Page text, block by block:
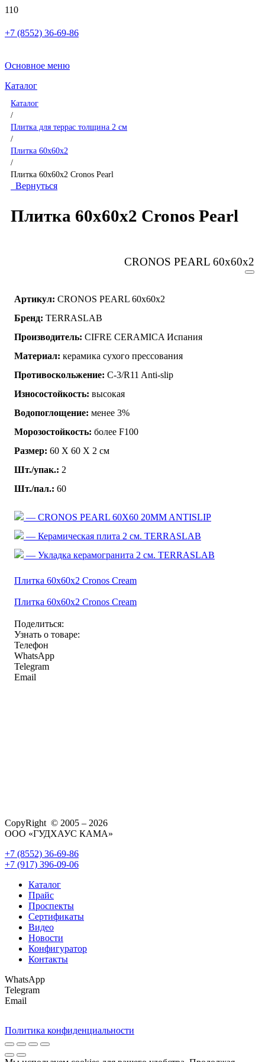
+7 (8552) 36-69-86
Основное меню
Каталог
Каталог
/
Плитка для террас толщина 2 см
/
Плитка 60x60x2
/
Плитка 60x60x2 Cronos Pearl
Вернуться
Плитка 60x60x2 Cronos Pearl
CRONOS PEARL 60x60x2
Артикул: CRONOS PEARL 60x60x2
Бренд: TERRASLAB
Производитель: CIFRE CERAMICA Испания
Материал: керамика сухого прессования
Противоскольжение: C-3/R11 Anti-slip
Износостойкость: высокая
Водопоглощение: менее 3%
Морозостойкость: более F100
Размер: 60 Х 60 Х 2 см
Шт./упак.: 2
Шт./пал.: 60
— CRONOS PEARL 60X60 20MM ANTISLIP
— Керамическая плита 2 см. TERRASLAB
— Укладка керамогранита 2 см. TERRASLAB
Плитка 60x60x2 Cronos Cream
Плитка 60x60x2 Cronos Cream
Поделиться:
Узнать о товаре:
Телефон
WhatsApp
Telegram
Email
CopyRight © 2005 – 2026
ООО «ГУДХАУС КАМА»
+7 (8552) 36-69-86
+7 (917) 396-09-06
Каталог
Прайс
Проспекты
Сертификаты
Видео
Новости
Конфигуратор
Контакты
WhatsApp
Telegram
Email
Политика конфиденциальности